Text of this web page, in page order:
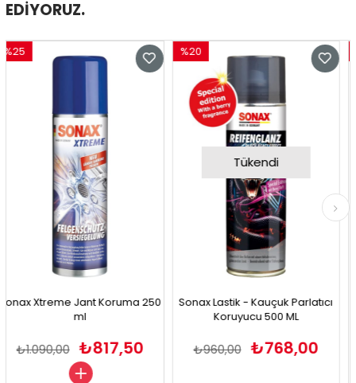
EDIYORUZ.
Xtreme Jant Koruma 250
₺817,50
Tükendi
Sonax Lastik - Kauçuk Parlatıcı
Koruyucu 500 ML
₺768,00
₺960,00
%20
İndirim
%20İndirim